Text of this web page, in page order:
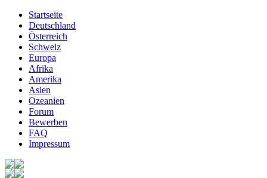
Startseite
Deutschland
Österreich
Schweiz
Europa
Afrika
Amerika
Asien
Ozeanien
Forum
Bewerben
FAQ
Impressum